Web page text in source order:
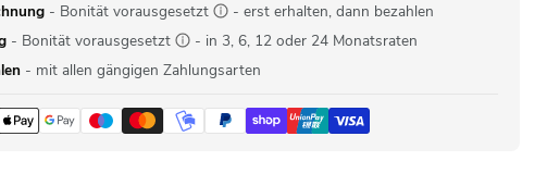
- Bonität vorausgesetzt
- erst erhalten, dann bezahlen
- Bonität vorausgesetzt
- in 3, 6, 12 oder 24 Monatsraten
- mit allen gängigen Zahlungsarten